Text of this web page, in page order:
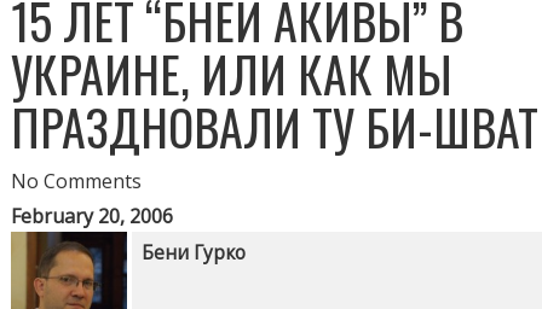
15 ЛЕТ “БНЕЙ АКИВЫ” В
УКРАИНЕ, ИЛИ КАК МЫ
ПРАЗДНОВАЛИ ТУ БИ-ШВАТ
No Comments
February 20, 2006
Бени Гурко